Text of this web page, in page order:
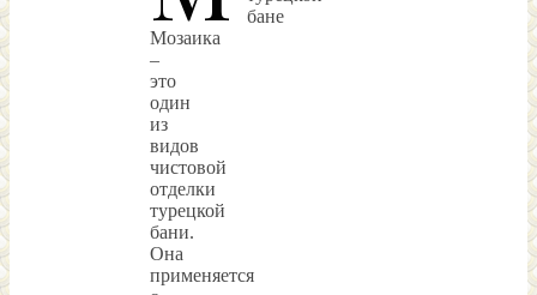
бане
Мозаика
–
это
один
из
видов
чистовой
отделки
турецкой
бани.
Она
применяется